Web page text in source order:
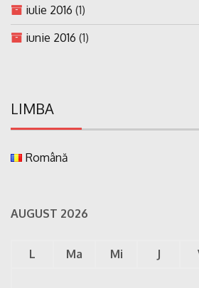
iulie 2016 (1)
iunie 2016 (1)
LIMBA
Română
AUGUST 2026
L Ma Mi J